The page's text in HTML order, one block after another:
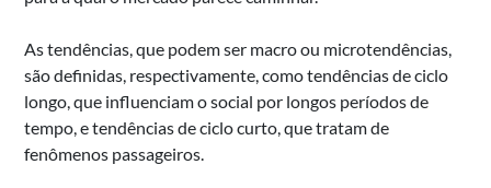
As tendências, que podem ser macro ou microtendências,
são definidas, respectivamente, como tendências de ciclo
longo, que influenciam o social por longos períodos de
tempo, e tendências de ciclo curto, que tratam de
fenômenos passageiros.